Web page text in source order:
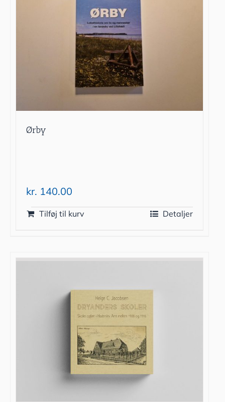
Ørby
kr. 140.00
Tilføj til kurv Detaljer